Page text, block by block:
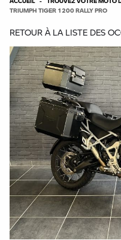
TRIUMPH TIGER 1200 RALLY PRO
RETOUR À LA LISTE DES